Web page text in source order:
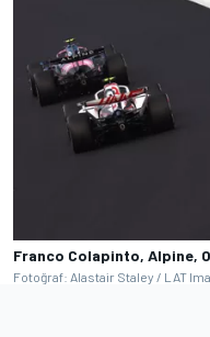
Franco Colapinto, Alpine,
Fotoğraf: Alastair Staley / LAT